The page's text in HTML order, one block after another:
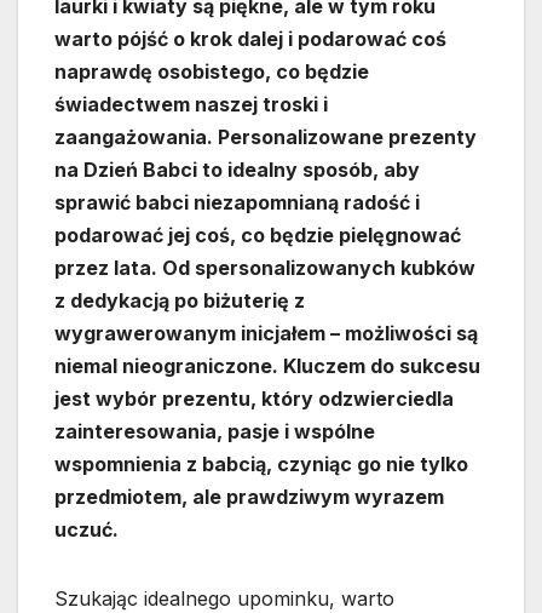
laurki i kwiaty są piękne, ale w tym roku
warto pójść o krok dalej i podarować coś
naprawdę osobistego, co będzie
świadectwem naszej troski i
zaangażowania. Personalizowane prezenty
na Dzień Babci to idealny sposób, aby
sprawić babci niezapomnianą radość i
podarować jej coś, co będzie pielęgnować
przez lata. Od spersonalizowanych kubków
z dedykacją po biżuterię z
wygrawerowanym inicjałem – możliwości są
niemal nieograniczone. Kluczem do sukcesu
jest wybór prezentu, który odzwierciedla
zainteresowania, pasje i wspólne
wspomnienia z babcią, czyniąc go nie tylko
przedmiotem, ale prawdziwym wyrazem
uczuć.
Szukając idealnego upominku, warto